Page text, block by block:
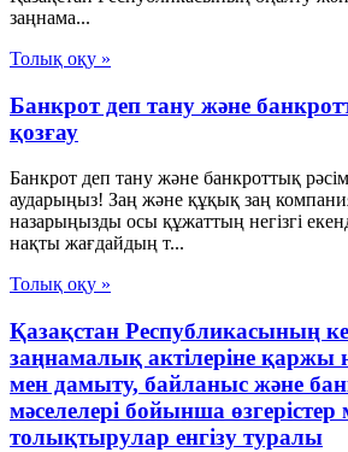
заңнама...
Толық оқу »
Банкрот деп тану және
қозғау
Банкрот деп тану және банкроттық
аударыңыз! Заң және құқық заң
назарыңызды осы құжаттың негізгі
нақты жағдайдың т...
Толық оқу »
Қазақстан Республикасының
заңнамалық актілеріне қаржы
мен дамыту, байланыс және
мәселелері бойынша өзгерістер
толықтырулар енгізу туралы